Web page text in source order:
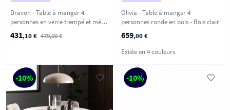
Dravon - Table à manger 4
personnes en verre trempé et métal
- Noir
431,10 € 479,00 €
Olivia - Table à manger 4
personnes ronde en bois - Bois clair
659,00 €
Existe en 4 couleurs
-10% -10%